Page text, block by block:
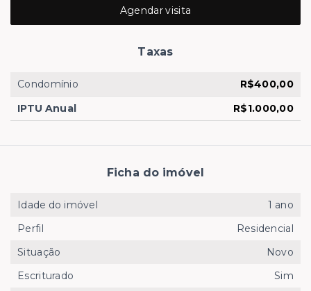
Agendar visita
Taxas
Condomínio
R$400,00
IPTU Anual
R$1.000,00
Ficha do imóvel
Idade do imóvel
1 ano
Perfil
Residencial
Situação
Novo
Escriturado
Sim